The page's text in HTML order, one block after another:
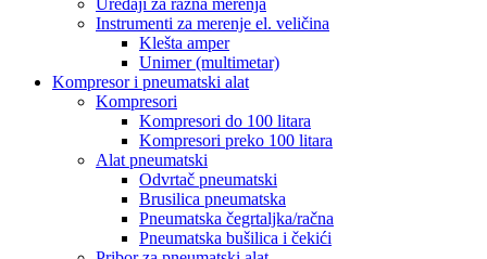
Uređaji za razna merenja
Instrumenti za merenje el. veličina
Klešta amper
Unimer (multimetar)
Kompresor i pneumatski alat
Kompresori
Kompresori do 100 litara
Kompresori preko 100 litara
Alat pneumatski
Odvrtač pneumatski
Brusilica pneumatska
Pneumatska čegrtaljka/račna
Pneumatska bušilica i čekići